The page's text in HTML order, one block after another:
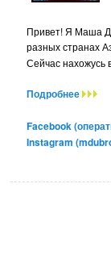
Привет! Я Маша
разных странах
Сейчас нахожусь
Подробнее
Facebook
Instagram